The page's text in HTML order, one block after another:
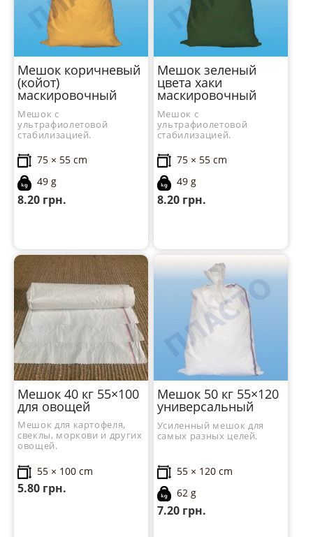
Мешок коричневый
(койот)
маскировочный
Мешок с
ультрафиолетовой
стабилизацией.
75 × 55 cm
49 g
8.20 грн.
Мешок зеленый
цвета хаки
маскировочный
Мешок с
ультрафиолетовой
стабилизацией.
75 × 55 cm
49 g
8.20грн.
Мешок 40 кг 55×100
для овощей
Мешок для картофеля,
свеклы, моркови и других
овощей.
55 × 100 cm
5.80 грн.
Мешок 50 кг 55×120
универсальный
Усиленный мешок для
самых разных целей.
55 × 120 cm
62 g
7.20грн.